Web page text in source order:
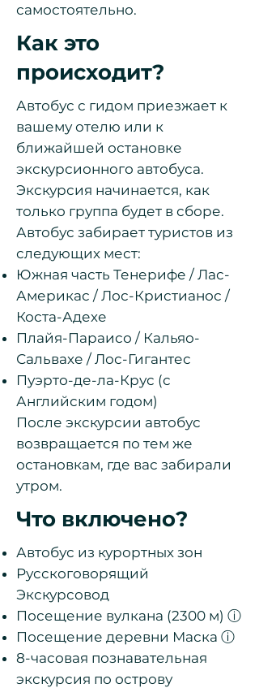
самостоятельно.
Как это
происходит?
Автобус с гидом приезжает к
вашему отелю или к
ближайшей остановке
экскурсионного автобуса.
Экскурсия начинается, как
только группа будет в сборе.
Автобус забирает туристов из
следующих мест:
Южная часть Тенерифе / Лас-
Америкас / Лос-Кристианос /
Коста-Адехе
Плайя-Параисо / Кальяо-
Сальвахе / Лос-Гигантес
Пуэрто-де-ла-Крус (с
Английским годом)
После экскурсии автобус
возвращается по тем же
остановкам, где вас забирали
утром.
Что включено?
Автобус из курортных зон
Русскоговорящий
Экскурсовод
Посещение вулкана (2300 м) ⓘ
Посещение деревни Маска ⓘ
8-часовая познавательная
экскурсия по острову